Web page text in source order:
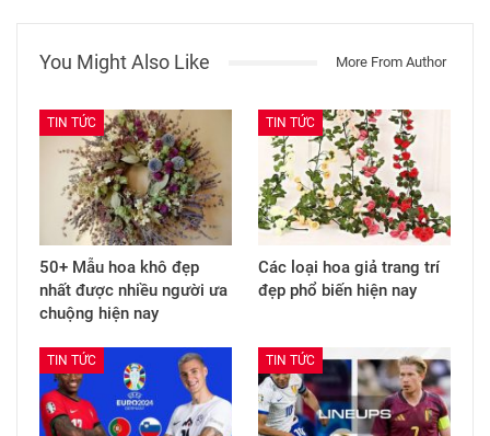
You Might Also Like More From Author
TIN TỨC
50+ Mẫu hoa khô đẹp
nhất được nhiều người ưa
chuộng hiện nay
TIN TỨC
Các loại hoa giả trang trí
đẹp phổ biến hiện nay
TIN TỨC TIN TỨC